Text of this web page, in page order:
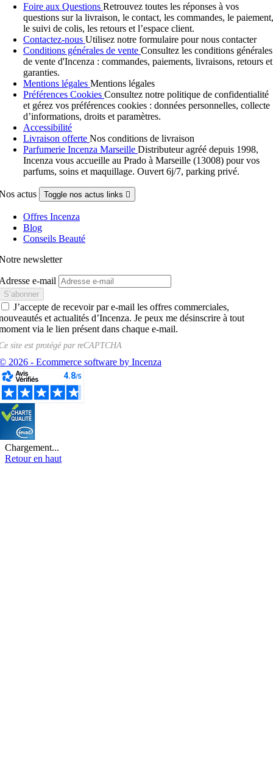
Foire aux Questions Retrouvez toutes les réponses à vos
questions sur la livraison, le contact, les commandes, le paiement,
le suivi de colis, les retours et l’espace client.
Contactez-nous Utilisez notre formulaire pour nous contacter
Conditions générales de vente Consultez les conditions générales
de vente d'Incenza : commandes, paiements, livraisons, retours et
garanties.
Mentions légales Mentions légales
Préférences Cookies Consultez notre politique de confidentialité
et gérez vos préférences cookies : données personnelles, collecte
d’informations, droits et paramètres.
Accessibilité
Livraison offerte Nos conditions de livraison
Parfumerie Incenza Marseille Distributeur agréé depuis 1998,
Incenza vous accueille au Prado à Marseille (13008) pour vos
parfums, soins et maquillage. Ouvert 6j/7, parking privé.
actus Toggle nos actus links 
Offres Incenza
Blog
Conseils Beauté
newsletter
e-mail
J’accepte de recevoir par e-mail les offres commerciales,
et actualités d’Incenza. Je peux me désinscrire à tout
via le lien présent dans chaque e-mail.
site est protégé parreCAPTCHA
2026 - Ecommerce software by Incenza
Chargement...
Retour en haut